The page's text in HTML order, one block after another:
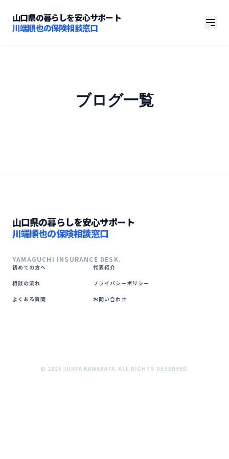
山口県の暮らしを安心サポート
川端順也の保険相談窓口
ブログ一覧
ブログ一覧
山口県の暮らしを安心サポート
川端順也の保険相談窓口
YAMAGUCHI INSURANCE DESK.
初めての方へ
相談の流れ
よくある質問
代表紹介
プライバシーポリシー
お問い合わせ
© 2026 JUNYA KAWABATA. ALL RIGHTS RESERVED.